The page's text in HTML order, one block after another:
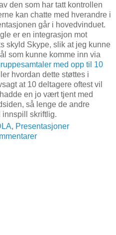
den som har tatt kontrollen
kan chatte med hverandre i
går i hovedvinduet.
er en integrasjon mot
skyld Skype, slik at jeg kunne
som kunne komme inn via
med opp til 10
hvordan dette støttes i
at 10 deltagere oftest vil
en jo vært tjent med
så lenge de andre
innspill skriftlig.
, Presentasjoner